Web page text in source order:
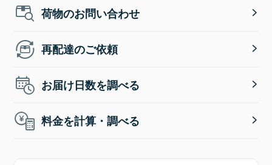
荷物のお問い合わせ
再配達のご依頼
お届け日数を調べる
料金を計算・調べる